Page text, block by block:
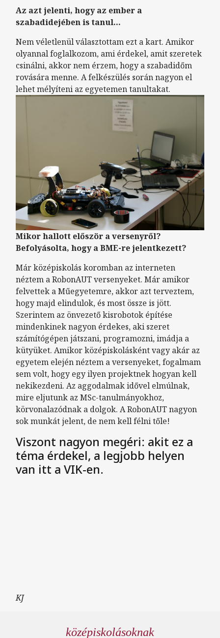
Az azt jelenti, hogy az ember a
szabadidejében is tanul...
Nem véletlenül választottam ezt a kart. Amikor
olyannal foglalkozom, ami érdekel, amit szeretek
csinálni, akkor nem érzem, hogy a szabadidőm
rovására menne. A felkészülés során nagyon el
lehet mélyíteni az egyetemen tanultakat.
Mikor hallott először a versenyről?
Befolyásolta, hogy a BME-re jelentkezett?
Már középiskolás koromban az interneten
néztem a RobonAUT versenyeket. Már amikor
felvettek a Műegyetemre, akkor azt terveztem,
hogy majd elindulok, és most össze is jött.
Szerintem az önvezető kisrobotok építése
mindenkinek nagyon érdekes, aki szeret
számítógépen játszani, programozni, imádja a
kütyüket. Amikor középiskolásként vagy akár az
egyetem elején néztem a versenyeket, fogalmam
sem volt, hogy egy ilyen projektnek hogyan kell
nekikezdeni. Az aggodalmak idővel elmúlnak,
mire eljutunk az MSc-tanulmányokhoz,
körvonalazódnak a dolgok. A RobonAUT nagyon
sok munkát jelent, de nem kell félni tőle!
Viszont nagyon megéri: akit ez a
téma érdekel, a legjobb helyen
van itt a VIK-en.
KJ
középiskolásoknak